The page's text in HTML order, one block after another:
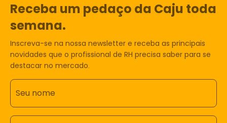
Receba um pedaço da Caju toda
semana.
Inscreva-se na nossa newsletter e receba as principais
novidades que o profissional de RH precisa saber para se
destacar no mercado.
Seu nome